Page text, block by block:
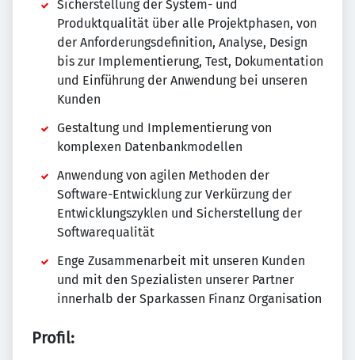
Sicherstellung der System- und
Produktqualität über alle Projektphasen, von
der Anforderungsdefinition, Analyse, Design
bis zur Implementierung, Test, Dokumentation
und Einführung der Anwendung bei unseren
Kunden
Gestaltung und Implementierung von
komplexen Datenbankmodellen
Anwendung von agilen Methoden der
Software-Entwicklung zur Verkürzung der
Entwicklungszyklen und Sicherstellung der
Softwarequalität
Enge Zusammenarbeit mit unseren Kunden
und mit den Spezialisten unserer Partner
innerhalb der Sparkassen Finanz Organisation
Profil: